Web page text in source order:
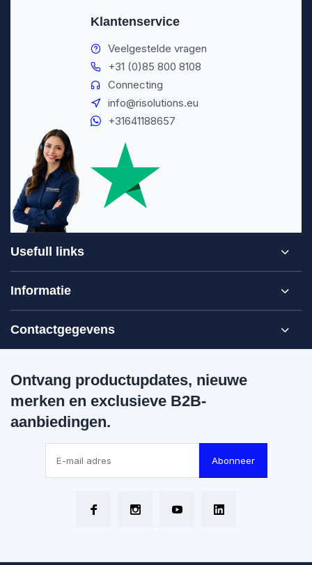
Klantenservice
Veelgestelde vragen
+31 (0)85 800 8108
Connecting
info@risolutions.eu
+31641188657
Usefull links
Informatie
Contactgegevens
Ontvang productupdates, nieuwe
merken en exclusieve B2B-
aanbiedingen.
Abonneer